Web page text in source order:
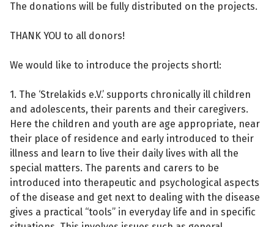
The donations will be fully distributed on the projects.
THANK YOU to all donors!
We would like to introduce the projects shortl:
1. The ‘Strelakids e.V.’ supports chronically ill children
and adolescents, their parents and their caregivers.
Here the children and youth are age appropriate, near
their place of residence and early introduced to their
illness and learn to live their daily lives with all the
special matters. The parents and carers to be
introduced into therapeutic and psychological aspects
of the disease and get next to dealing with the disease
gives a practical “tools” in everyday life and in specific